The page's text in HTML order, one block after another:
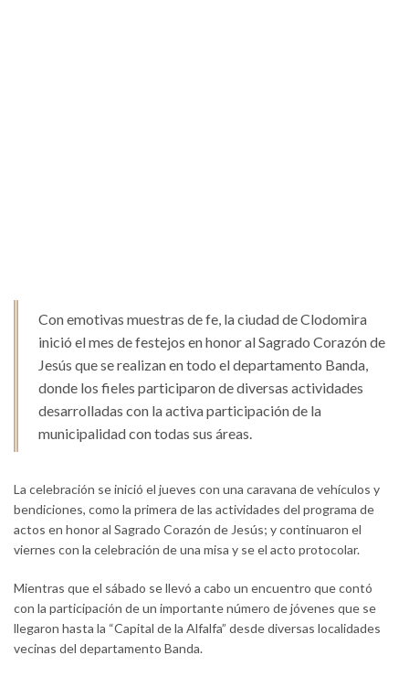
Con emotivas muestras de fe, la ciudad de Clodomira
inició el mes de festejos en honor al Sagrado Corazón de
Jesús que se realizan en todo el departamento Banda,
donde los fieles participaron de diversas actividades
desarrolladas con la activa participación de la
municipalidad con todas sus áreas.
La celebración se inició el jueves con una caravana de vehículos y
bendiciones, como la primera de las actividades del programa de
actos en honor al Sagrado Corazón de Jesús; y continuaron el
viernes con la celebración de una misa y se el acto protocolar.
Mientras que el sábado se llevó a cabo un encuentro que contó
con la participación de un importante número de jóvenes que se
llegaron hasta la “Capital de la Alfalfa” desde diversas localidades
vecinas del departamento Banda.